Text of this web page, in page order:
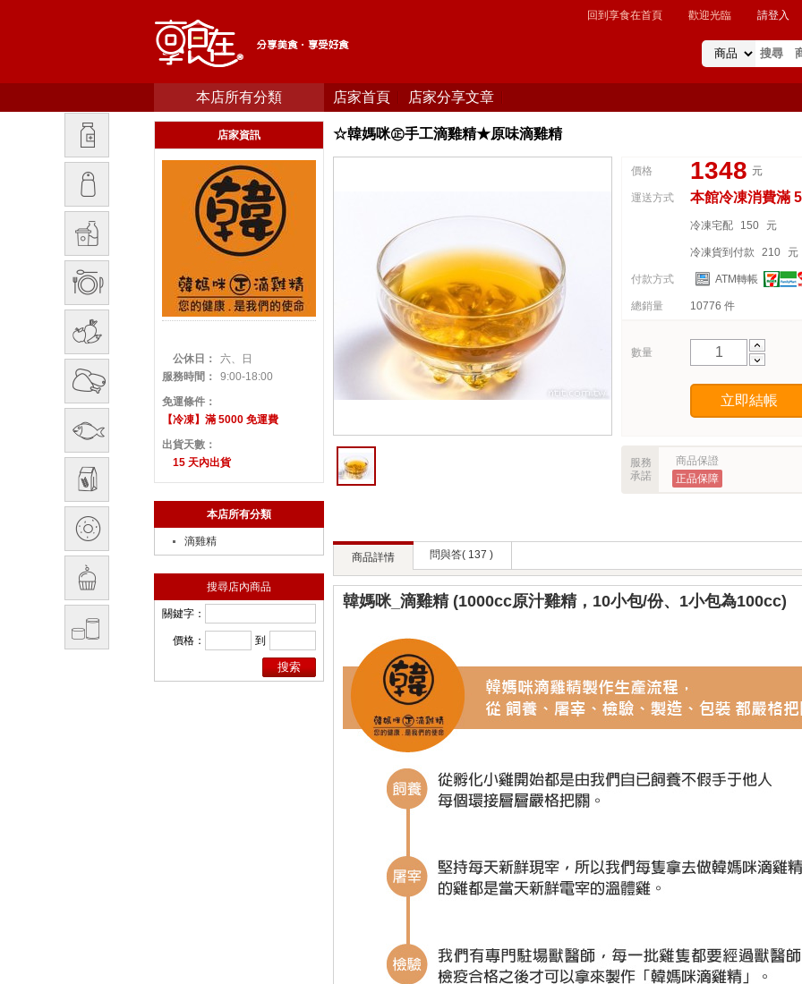
回到享食在首頁 歡迎光臨 請登入
本店所有分類 店家首頁 店家分享文章
店家資訊
公休日：
六、日
服務時間：
9:00-18:00
免運條件：
【冷凍】滿 5000 免運費
出貨天數：
15 天內出貨
本店所有分類
滴雞精
搜尋店內商品
關鍵字：
價格： 到
☆韓媽咪㊣手工滴雞精★原味滴雞精
價格 1348 元
運送方式 本館冷凍消費滿
冷凍宅配 150 元
冷凍貨到付款 210 元
付款方式 ATM轉帳
總銷量 10776 件
數量
服務
承諾
商品保證
正品保障
商品詳情 問與答( 137 )
韓媽咪_滴雞精 (1000cc原汁雞精，10小包/份、1小包為100cc)